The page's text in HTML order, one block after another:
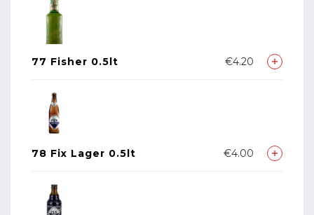
77 Fisher 0.5lt €4.20
78 Fix Lager 0.5lt €4.00